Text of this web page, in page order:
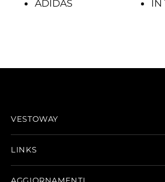
ADIDAS
IN
VESTOWAY
LINKS